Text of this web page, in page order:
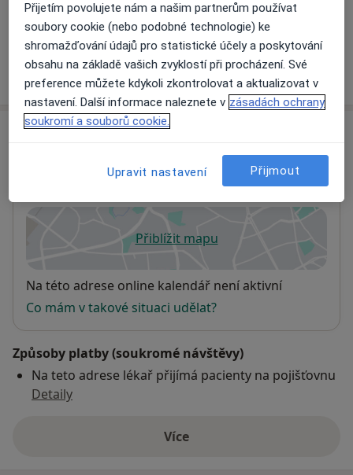
Informace o službách a cenách nejsou k dispozici
Tento specialista ještě nepřidával žádné informace o
svých službách.
Adresa
Ordinace
Ústí nad Labem400 11
Přiblížit mapuse otevře v nové záložce
Dostupnost
Na této adrese online kalendář není aktivní
Co mám v takové situaci udělat?
Způsoby platby (soukromé návštěvy)
Na teto adrese lékař přijímá pacienty na pojišťovnu
Detaily
Víceo adrese
Přijetím povolujete nám a našim partnerům používat
soubory cookie (nebo podobné technologie) ke
shromažďování údajů pro statistické účely a poskytování
obsahu na základě vašich zvyklostí při procházení. Své
preference můžete kdykoli zkontrolovat a aktualizovat v
nastavení. Další informace naleznete v zásadách ochrany
soukromí a souborů cookie.
Upravit nastavení Přijmout